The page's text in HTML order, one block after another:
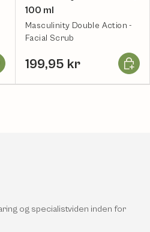
i kurv
100 ml
Masculinity Double Action -
Facial Scrub
199,95 kr Læg i
og specialistviden inden for